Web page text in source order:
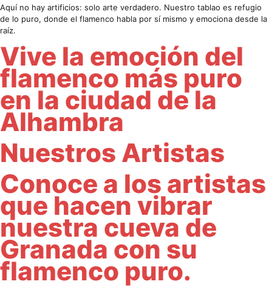
Aquí no hay artificios: solo arte verdadero. Nuestro tablao es refugio
de lo puro, donde el flamenco habla por sí mismo y emociona desde la
raíz.
Vive la emoción del
flamenco más puro
en la ciudad de la
Alhambra
Nuestros Artistas
Conoce a los artistas
que hacen vibrar
nuestra cueva de
Granada con su
flamenco puro.